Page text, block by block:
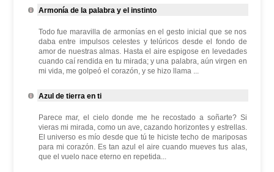
Armonía de la palabra y el instinto
Todo fue maravilla de armonías en el gesto inicial que se nos
daba entre impulsos celestes y telúricos desde el fondo de
amor de nuestras almas. Hasta el aire espigose en levedades
cuando caí rendida en tu mirada; y una palabra, aún virgen en
mi vida, me golpeó el corazón, y se hizo llama ...
Azul de tierra en ti
Parece mar, el cielo donde me he recostado a soñarte? Si
vieras mi mirada, como un ave, cazando horizontes y estrellas.
El universo es mío desde que tú te hiciste techo de mariposas
para mi corazón. Es tan azul el aire cuando mueves tus alas,
que el vuelo nace eterno en repetida...